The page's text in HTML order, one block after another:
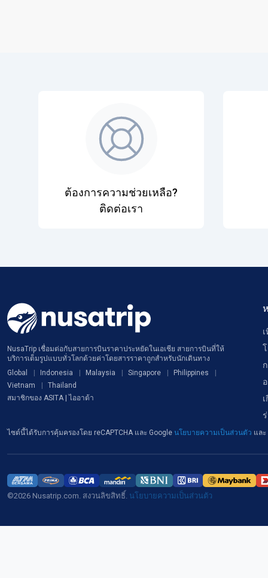
ต้องการความช่วยเหลือ?
ติดต่อเรา
NusaTrip เชื่อมต่อกับสายการบินราคาประหยัดในเอเชีย สายการบินที่ให้
บริการเต็มรูปแบบทั่วโลกด้วยค่าโดยสารราคาถูกสำหรับนักเดินทาง
Global
Indonesia Malaysia Singapore
Philippines
Vietnam
Thailand
สมาชิกของ ASITA | ไออาต้า
ไซต์นี้ได้รับการคุ้มครองโดย reCAPTCHA และ Google นโยบายความเป็นส่วนตัว และ
©2026 Nusatrip.com. สงวนลิขสิทธิ์. นโยบายความเป็นส่วนตัว